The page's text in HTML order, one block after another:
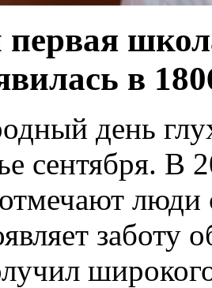
первая
в
день
сентября. В
люди
заботу